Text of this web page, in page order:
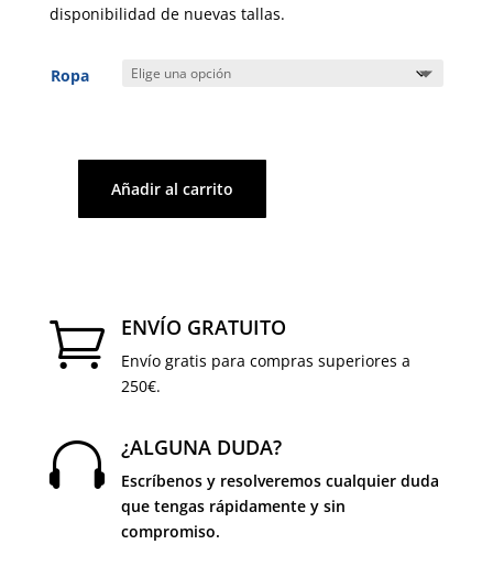
disponibilidad de nuevas tallas.
Ropa
Añadir al carrito
 ENVÍO GRATUITO
Envío gratis para compras superiores a
250€.
 ¿ALGUNA DUDA?
Escríbenos y resolveremos cualquier duda
que tengas rápidamente y sin
compromiso.